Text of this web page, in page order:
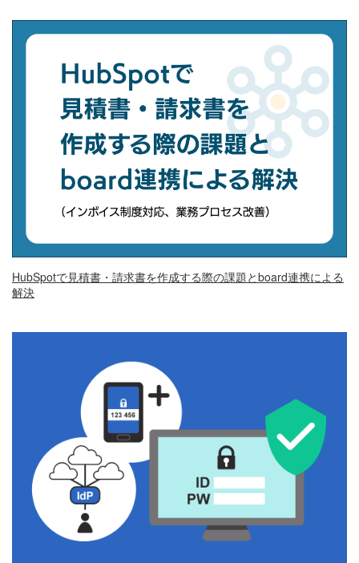
HubSpotで見積書・請求書を作成する際の課題とboard連携による
解決